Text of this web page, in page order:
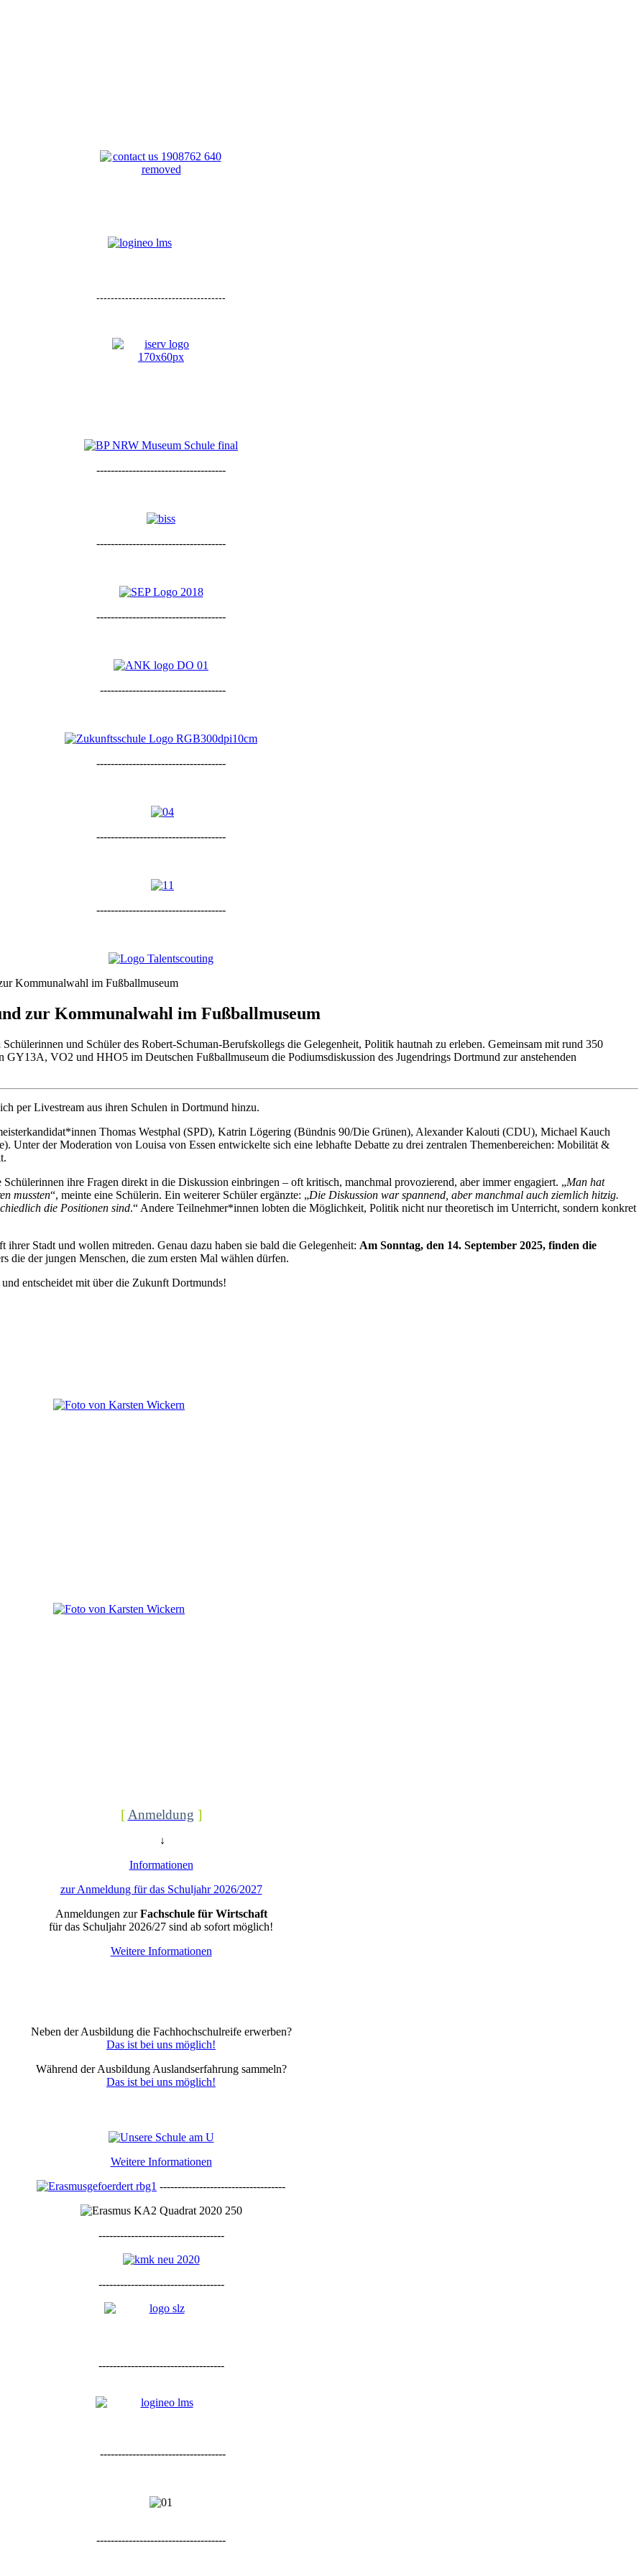
------------------------------------
------------------------------------
------------------------------------
------------------------------------
-----------------------------------
------------------------------------
------------------------------------
------------------------------------
Kommunalwahl im Fußballmuseum
zur Kommunalwahl im Fußballmuseum
und Schüler des Robert-Schuman-Berufskollegs die Gelegenheit, Politik hautnah zu erleben. Gemeinsam mit rund 350
GY13A, VO2 und HHO5 im Deutschen Fußballmuseum die Podiumsdiskussion des Jugendrings Dortmund zur anstehenden
per Livestream aus ihren Schulen in Dortmund hinzu.
Thomas Westphal (SPD), Katrin Lögering (Bündnis 90/Die Grünen), Alexander Kalouti (CDU), Michael Kauch
Unter der Moderation von Louisa von Essen entwickelte sich eine lebhafte Debatte zu drei zentralen Themenbereichen: Mobilität &
ihre Fragen direkt in die Diskussion einbringen – oft kritisch, manchmal provozierend, aber immer engagiert. „Man hat
mussten“, meinte eine Schülerin. Ein weiterer Schüler ergänzte: „Die Diskussion war spannend, aber manchmal auch ziemlich hitzig.
die Positionen sind.“ Andere Teilnehmer*innen lobten die Möglichkeit, Politik nicht nur theoretisch im Unterricht, sondern konkret
Stadt und wollen mitreden. Genau dazu haben sie bald die Gelegenheit: Am Sonntag, den 14. September 2025, finden die
die der jungen Menschen, die zum ersten Mal wählen dürfen.
entscheidet mit über die Zukunft Dortmunds!
[ Anmeldung ]
↓
Informationen
zur Anmeldung für das Schuljahr 2026/2027
Anmeldungen zurFachschule für Wirtschaft
für das Schuljahr 2026/27 sind ab sofort möglich!
Weitere Informationen
Neben der Ausbildung die Fachhochschulreife erwerben?
Das ist bei uns möglich!
Während der Ausbildung Auslandserfahrung sammeln?
Das ist bei uns möglich!
Weitere Informationen
-----------------------------------
-----------------------------------
-----------------------------------
-----------------------------------
-----------------------------------
------------------------------------